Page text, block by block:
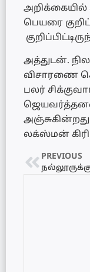
அறிக்கையில்
பெயரை
அத்துடன்.
விசாரணை
பலர்
லக்ஸ்மன்
PREVIOUS